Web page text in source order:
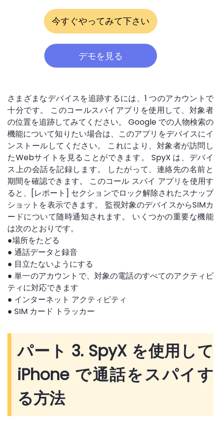
今すぐやってみて下さい
デモを見る
さまざまなデバイスを追跡するには、1 つのアカウントで
十分です。 このコールスパイアプリを使用して、対象者
の位置を追跡してみてください。 Google での人物検索の
機能について知りたい場合は、このアプリをデバイスにイ
ンストールしてください。 これにより、対象者が訪問し
たWebサイトを見ることができます。 SpyX は、デバイ
ス上の会話を記録します。 したがって、連絡先の名前と
期間を確認できます。 このコール スパイ アプリを使用す
ると、[レポート] セクションでロック解除されたスナップ
ショットを表示できます。 監視対象のデバイスからSIMカ
ードについて随時通知されます。 いくつかの重要な機能
は次のとおりです。
●場所をたどる
● 通話データと録音
● 目立たないようにする
● 単一のアカウントで、対象の電話のすべてのアクティビ
ティに対応できます
● インターネット アクティビティ
● SIM カード トラッカー
パート 3. SpyX を使用して
iPhone で通話をスパイす
る方法